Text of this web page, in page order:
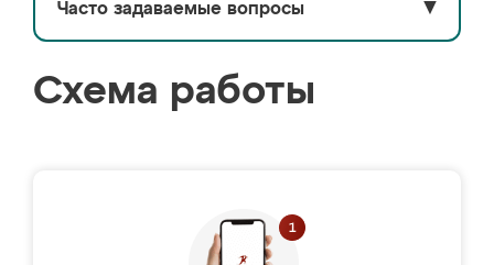
Часто задаваемые вопросы ▼
Схема работы